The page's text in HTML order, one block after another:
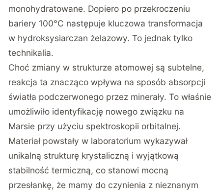
monohydratowane. Dopiero po przekroczeniu
bariery 100°C następuje kluczowa transformacja
w hydroksysiarczan żelazowy. To jednak tylko
technikalia.
Choć zmiany w strukturze atomowej są subtelne,
reakcja ta znacząco wpływa na sposób absorpcji
światła podczerwonego przez minerały. To właśnie
umożliwiło identyfikację nowego związku na
Marsie przy użyciu spektroskopii orbitalnej.
Materiał powstały w laboratorium wykazywał
unikalną strukturę krystaliczną i wyjątkową
stabilność termiczną, co stanowi mocną
przesłankę, że mamy do czynienia z nieznanym